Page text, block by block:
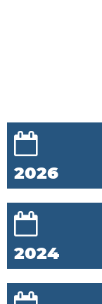
2026
2024